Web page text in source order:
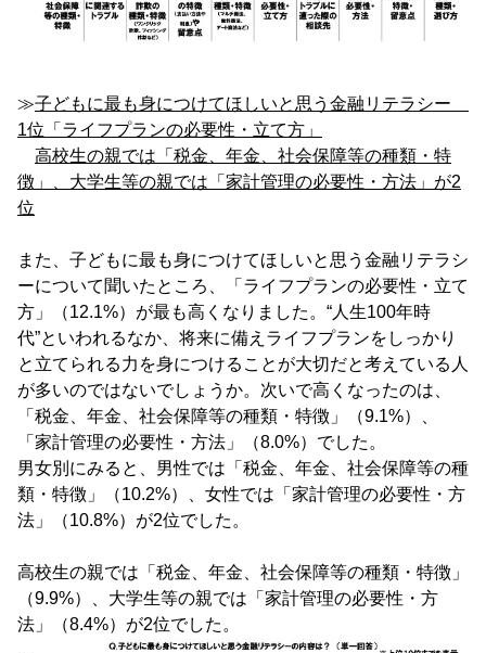
≫子どもに最も身につけてほしいと思う金融リテラシー
1位「ライフプランの必要性・立て方」
高校生の親では「税金、年金、社会保障等の種類・特
徴」、大学生等の親では「家計管理の必要性・方法」が2
位
また、子どもに最も身につけてほしいと思う金融リテラシ
ーについて聞いたところ、「ライフプランの必要性・立て
方」（12.1%）が最も高くなりました。“人生100年時
代”といわれるなか、将来に備えライフプランをしっかり
と立てられる力を身につけることが大切だと考えている人
が多いのではないでしょうか。次いで高くなったのは、
「税金、年金、社会保障等の種類・特徴」（9.1%）、
「家計管理の必要性・方法」（8.0%）でした。
男女別にみると、男性では「税金、年金、社会保障等の種
類・特徴」（10.2%）、女性では「家計管理の必要性・方
法」（10.8%）が2位でした。
高校生の親では「税金、年金、社会保障等の種類・特徴」
（9.9%）、大学生等の親では「家計管理の必要性・方
法」（8.4%）が2位でした。